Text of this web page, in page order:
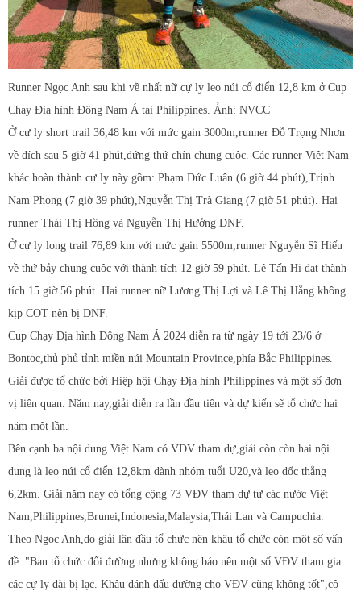
Runner Ngọc Anh sau khi về nhất nữ cự ly leo núi cổ điển 12,8 km ở Cup
Chạy Địa hình Đông Nam Á tại Philippines. Ảnh: NVCC
Ở cự ly short trail 36,48 km với mức gain 3000m,runner Đỗ Trọng Nhơn
về đích sau 5 giờ 41 phút,đứng thứ chín chung cuộc. Các runner Việt Nam
khác hoàn thành cự ly này gồm: Phạm Đức Luân (6 giờ 44 phút),Trịnh
Nam Phong (7 giờ 39 phút),Nguyễn Thị Trà Giang (7 giờ 51 phút). Hai
runner Thái Thị Hồng và Nguyễn Thị Hưởng DNF.
Ở cự ly long trail 76,89 km với mức gain 5500m,runner Nguyễn Sĩ Hiếu
về thứ bảy chung cuộc với thành tích 12 giờ 59 phút. Lê Tấn Hi đạt thành
tích 15 giờ 56 phút. Hai runner nữ Lương Thị Lợi và Lê Thị Hằng không
kịp COT nên bị DNF.
Cup Chạy Địa hình Đông Nam Á 2024 diễn ra từ ngày 19 tới 23/6 ở
Bontoc,thủ phủ tỉnh miền núi Mountain Province,phía Bắc Philippines.
Giải được tổ chức bởi Hiệp hội Chạy Địa hình Philippines và một số đơn
vị liên quan. Năm nay,giải diễn ra lần đầu tiên và dự kiến sẽ tổ chức hai
năm một lần.
Bên cạnh ba nội dung Việt Nam có VĐV tham dự,giải còn còn hai nội
dung là leo núi cổ điển 12,8km dành nhóm tuổi U20,và leo dốc thẳng
6,2km. Giải năm nay có tổng cộng 73 VĐV tham dự từ các nước Việt
Nam,Philippines,Brunei,Indonesia,Malaysia,Thái Lan và Campuchia.
Theo Ngọc Anh,do giải lần đầu tổ chức nên khâu tổ chức còn một số vấn
đề. "Ban tổ chức đổi đường nhưng không báo nên một số VĐV tham gia
các cự ly dài bị lạc. Khâu đánh dấu đường cho VĐV cũng không tốt",cô